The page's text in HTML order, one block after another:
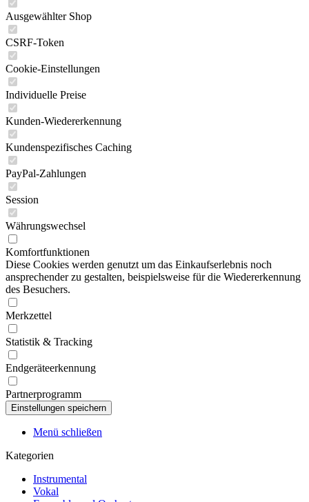
Ausgewählter Shop
CSRF-Token
Cookie-Einstellungen
Individuelle Preise
Kunden-Wiedererkennung
Kundenspezifisches Caching
PayPal-Zahlungen
Session
Währungswechsel
Komfortfunktionen
Diese Cookies werden genutzt um das Einkaufserlebnis noch
ansprechender zu gestalten, beispielsweise für die Wiedererkennung
des Besuchers.
Merkzettel
Statistik & Tracking
Endgeräteerkennung
Partnerprogramm
Menü schließen
Kategorien
Instrumental
Vokal